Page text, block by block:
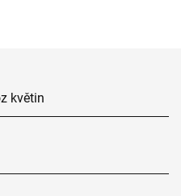
květin